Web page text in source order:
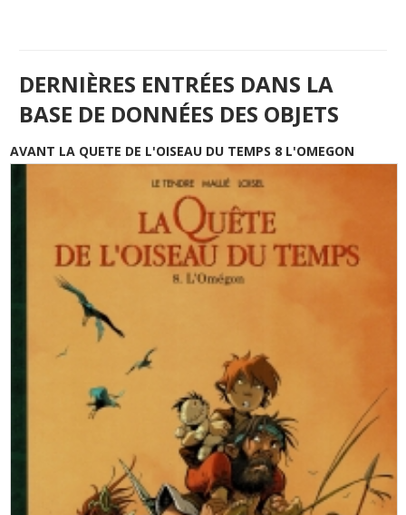
DERNIÈRES ENTRÉES DANS LA
BASE DE DONNÉES DES OBJETS
AVANT LA QUETE DE L'OISEAU DU TEMPS 8 L'OMEGON